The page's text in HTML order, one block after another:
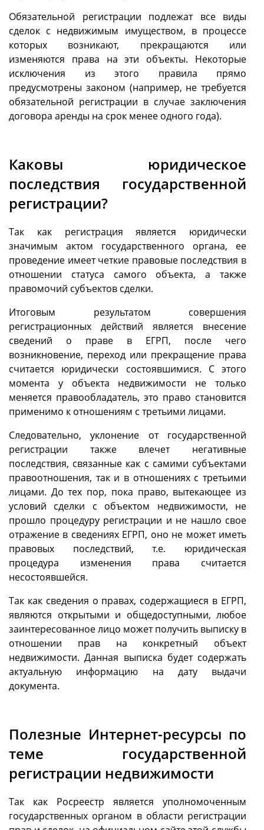
Обязательной регистрации подлежат все виды
сделок с недвижимым имуществом, в процессе
которых возникают, прекращаются или
изменяются права на эти объекты. Некоторые
исключения из этого правила прямо
предусмотрены законом (например, не требуется
обязательной регистрации в случае заключения
договора аренды на срок менее одного года).
Каковы юридическое
последствия государственной
регистрации?
Так как регистрация является юридически
значимым актом государственного органа, ее
проведение имеет четкие правовые последствия в
отношении статуса самого объекта, а также
правомочий субъектов сделки.
Итоговым результатом совершения
регистрационных действий является внесение
сведений о праве в ЕГРП, после чего
возникновение, переход или прекращение права
считается юридически состоявшимися. С этого
момента у объекта недвижимости не только
меняется правообладатель, это право становится
применимо к отношениям с третьими лицами.
Следовательно, уклонение от государственной
регистрации также влечет негативные
последствия, связанные как с самими субъектами
правоотношения, так и в отношениях с третьими
лицами. До тех пор, пока право, вытекающее из
условий сделки с объектом недвижимости, не
прошло процедуру регистрации и не нашло свое
отражение в сведениях ЕГРП, оно не может иметь
правовых последствий, т.е. юридическая
процедура изменения права считается
несостоявшейся.
Так как сведения о правах, содержащиеся в ЕГРП,
являются открытыми и общедоступными, любое
заинтересованное лицо может получить выписку в
отношении прав на конкретный объект
недвижимости. Данная выписка будет содержать
актуальную информацию на дату выдачи
документа.
Полезные Интернет-ресурсы по
теме государственной
регистрации недвижимости
Так как Росреестр является уполномоченным
государственных органом в области регистрации